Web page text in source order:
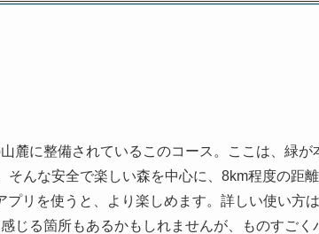
麓に整備されているこのコース。ここは、緑が
んな安全で楽しい森を中心に、8km程度の距
プリを使うと、より楽しめます。詳しい使い方
じる箇所もあるかもしれませんが、ものすごく